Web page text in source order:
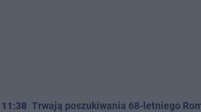
11:38 Trwają poszukiwania 68-letniego